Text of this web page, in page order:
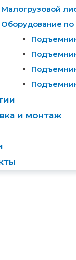
Малогрузовой
Оборудование
и монтаж